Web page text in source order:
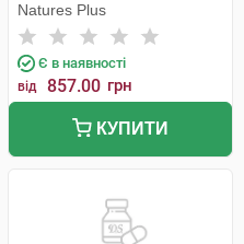
Natures Plus
Є в наявності
від 857.00 грн
КУПИТИ